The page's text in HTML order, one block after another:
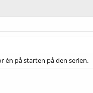
én på starten på den serien.